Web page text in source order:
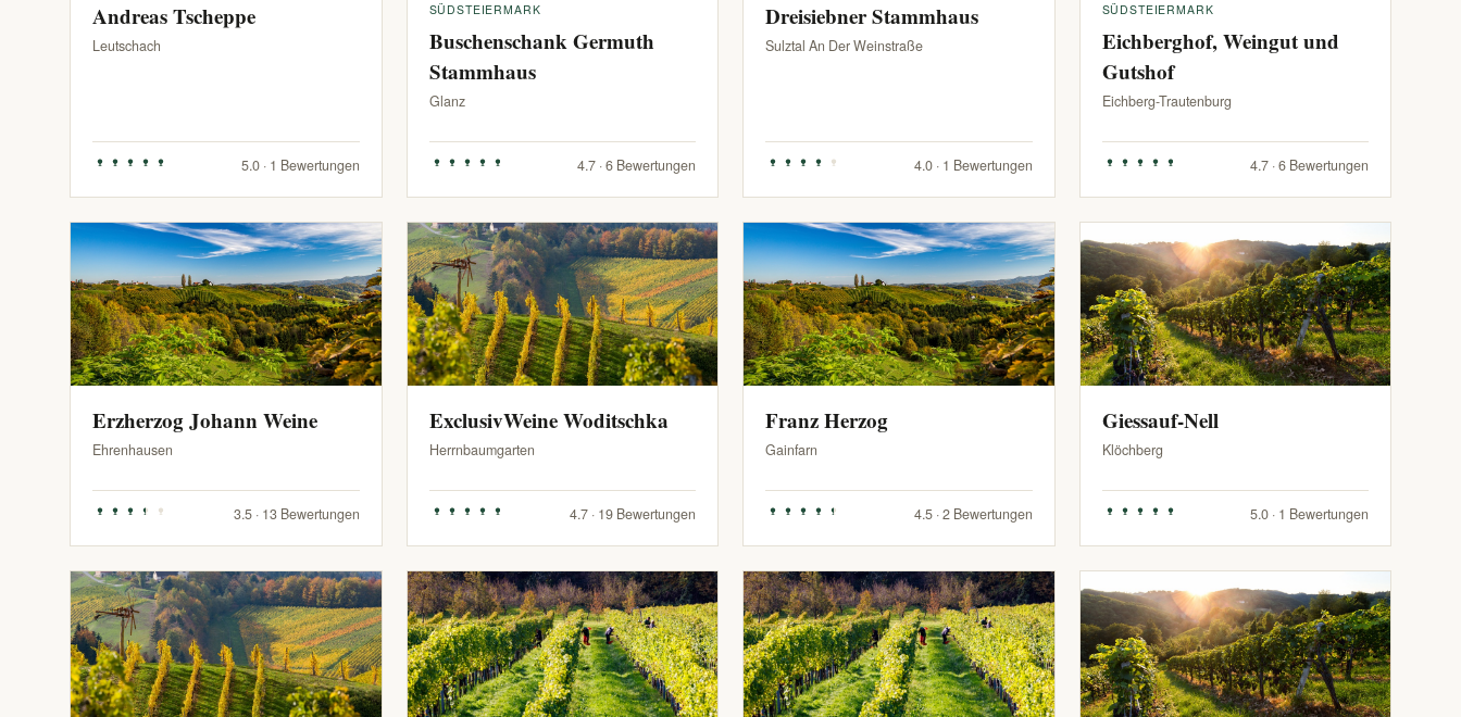
Andreas Tscheppe
Leutschach
5.0 · 1 Bewertungen
SÜDSTEIERMARK
Buschenschank Germuth
Stammhaus
Glanz
4.7 · 6 Bewertungen
Dreisiebner Stammhaus
Sulztal An Der Weinstraße
4.0 · 1 Bewertungen
SÜDSTEIERMARK
Eichberghof, Weingut und
Gutshof
Eichberg-Trautenburg
4.7 · 6 Bewertungen
Erzherzog Johann Weine
Ehrenhausen
3.5 · 13 Bewertungen
ExclusivWeine Woditschka
Herrnbaumgarten
4.7 · 19 Bewertungen
Franz Herzog
Gainfarn
4.5 · 2 Bewertungen
Giessauf-Nell
Klöchberg
5.0 · 1 Bewertungen